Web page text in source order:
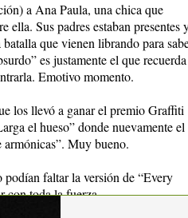
a Ana Paula, una chica que
ella. Sus padres estaban presentes
que vienen librando para
es justamente el que recuerda
Emotivo momento.
los llevó a ganar el premio Graffiti
el hueso” donde nuevamente el
armónicas”. Muy bueno.
faltar la versión de “Every
con toda la fuerza.